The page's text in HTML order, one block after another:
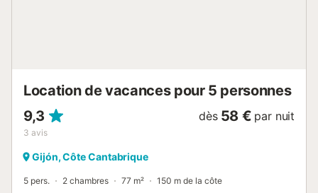
Location de vacances pour 5 personnes
9,3
3 avis
dès 58 € par nuit
Gijón, Côte Cantabrique
5 pers. 2 chambres 77 m² 150 m de la côte